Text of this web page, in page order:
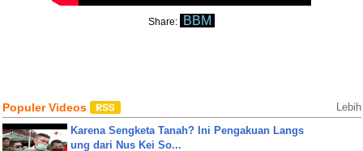
Share: BBM
Populer Videos Lebih
Karena Sengketa Tanah? Ini Pengakuan Langs
ung dari Nus Kei So...